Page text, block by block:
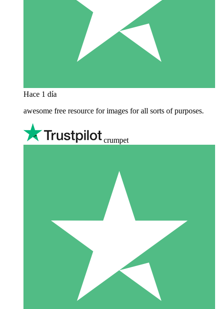
Hace 1 día
awesome free resource for images for all sorts of purposes.
crumpet